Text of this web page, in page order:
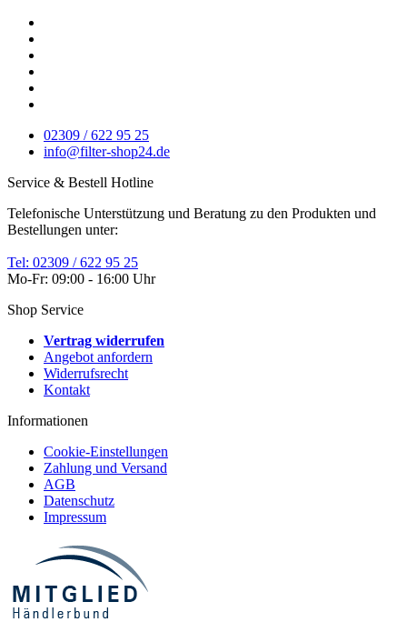
02309 / 622 95 25
info@filter-shop24.de
Service & Bestell Hotline
Telefonische Unterstützung und Beratung zu den Produkten und
Bestellungen unter:
Tel: 02309 / 622 95 25
Mo-Fr: 09:00 - 16:00 Uhr
Shop Service
Vertrag widerrufen
Angebot anfordern
Widerrufsrecht
Kontakt
Informationen
Cookie-Einstellungen
Zahlung und Versand
AGB
Datenschutz
Impressum